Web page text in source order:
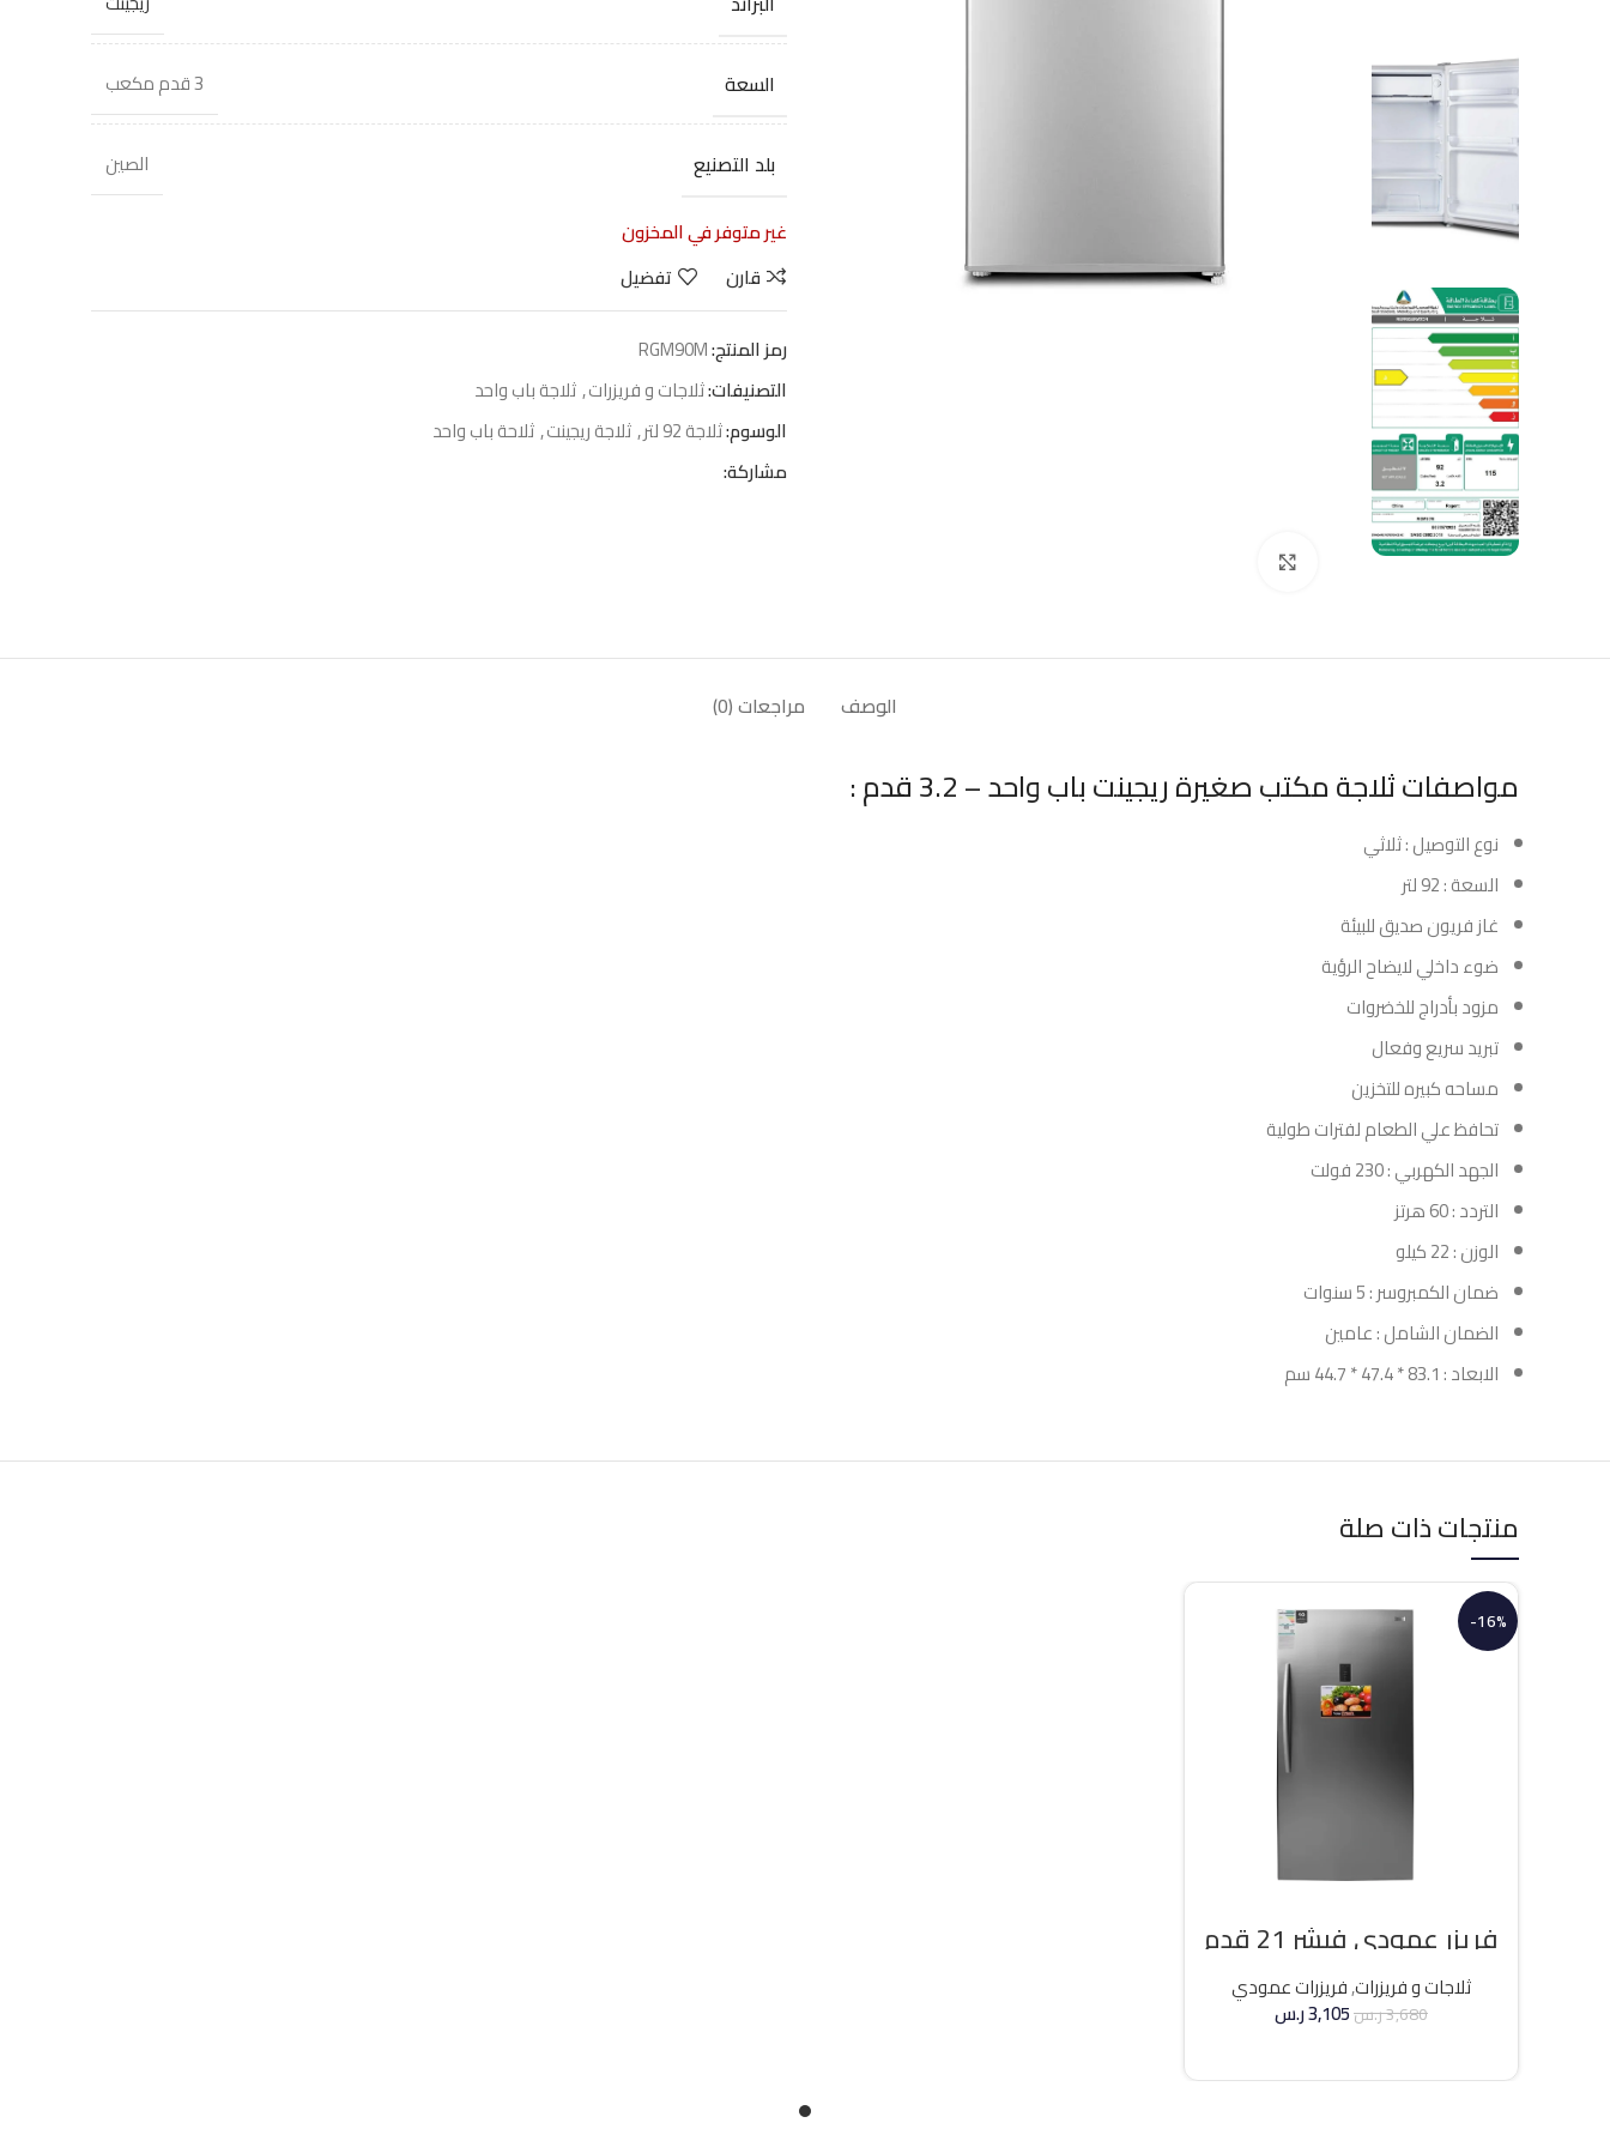
السعة 3 قدم مكعب
بلد التصنيع
الصين
غير متوفر في المخزون
قارن
تفضيل
رمز المنتج:RGM90M
التصنيفات:ثلاجات و فريزرات,ثلاجة باب واحد
الوسوم:ثلاجة 92 لتر ,ثلاجة ريجينت,ثلاحة باب واحد
مشاركة:
الوصف مراجعات (0)
مواصفات ثلاجة مكتب صغيرة ريجينت باب واحد – 3.2 قدم :
نوع التوصيل : ثلاثي
السعة : 92 لتر
غاز فريون صديق للبيئة
ضوء داخلي لايضاح الرؤية
مزود بأدراج للخضروات
تبريد سريع وفعال
مساحه كبيره للتخزين
تحافظ علي الطعام لفترات طولية
الجهد الكهربي : 230 فولت
التردد : 60 هرتز
الوزن : 22 كيلو
ضمان الكمبروسر : 5 سنوات
الضمان الشامل : عامين
الابعاد : 83.1 * 47.4 * 44.7 سم
منتجات ذات صلة
-16%
فريزر عمودي فيشر 21 قدم انفرتر – فضي
ثلاجات و فريزرات,فريزرات عمودي
3,680ر.س3,105ر.س